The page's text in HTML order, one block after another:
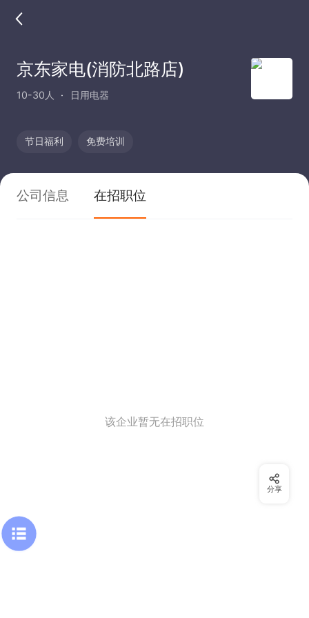
京东家电(消防北路店)
10-30人 日用电器
节日福利 免费培训
公司信息 在招职位
该企业暂无在招职位
分享